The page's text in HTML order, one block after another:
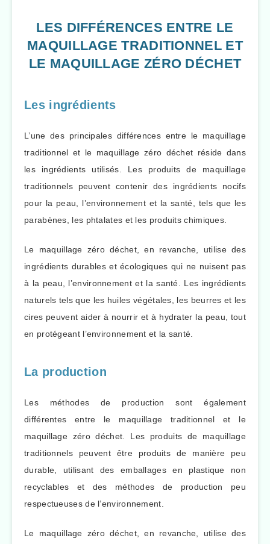
LES DIFFÉRENCES ENTRE LE
MAQUILLAGE TRADITIONNEL ET
LE MAQUILLAGE ZÉRO DÉCHET
Les ingrédients
L’une des principales différences entre le maquillage
traditionnel et le maquillage zéro déchet réside dans
les ingrédients utilisés. Les produits de maquillage
traditionnels peuvent contenir des ingrédients nocifs
pour la peau, l’environnement et la santé, tels que les
parabènes, les phtalates et les produits chimiques.
Le maquillage zéro déchet, en revanche, utilise des
ingrédients durables et écologiques qui ne nuisent pas
à la peau, l’environnement et la santé. Les ingrédients
naturels tels que les huiles végétales, les beurres et les
cires peuvent aider à nourrir et à hydrater la peau, tout
en protégeant l’environnement et la santé.
La production
Les méthodes de production sont également
différentes entre le maquillage traditionnel et le
maquillage zéro déchet. Les produits de maquillage
traditionnels peuvent être produits de manière peu
durable, utilisant des emballages en plastique non
recyclables et des méthodes de production peu
respectueuses de l’environnement.
Le maquillage zéro déchet, en revanche, utilise des